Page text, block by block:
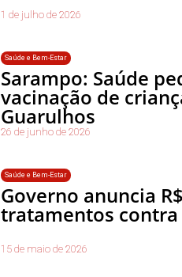
1 de julho de 2026
Saúde e Bem-Estar
Sarampo: Saúde
vacinação de
Guarulhos
26 de junho de 2026
Saúde e Bem-Estar
Governo anuncia
tratamentos contra
15 de maio de 2026